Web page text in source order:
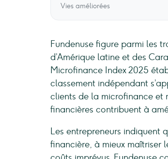
Vies améliorées
Fundenuse figure parmi les
d’Amérique latine et des
Microfinance Index 2025
classement indépendant
clients de la microfinance et
financières contribuent à
Les entrepreneurs indiquent
financière, à mieux maîtriser